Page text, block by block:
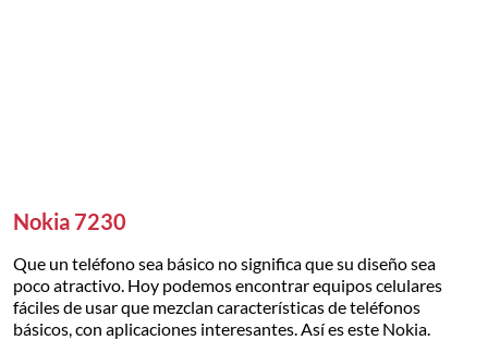
Nokia 7230
Que un teléfono sea básico no significa que su diseño sea
poco atractivo. Hoy podemos encontrar equipos celulares
fáciles de usar que mezclan características de teléfonos
básicos, con aplicaciones interesantes. Así es este Nokia.